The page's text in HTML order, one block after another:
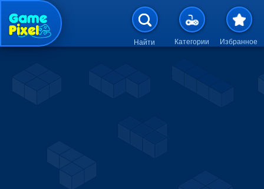
Перейти к основному
Найти Категории Избранное